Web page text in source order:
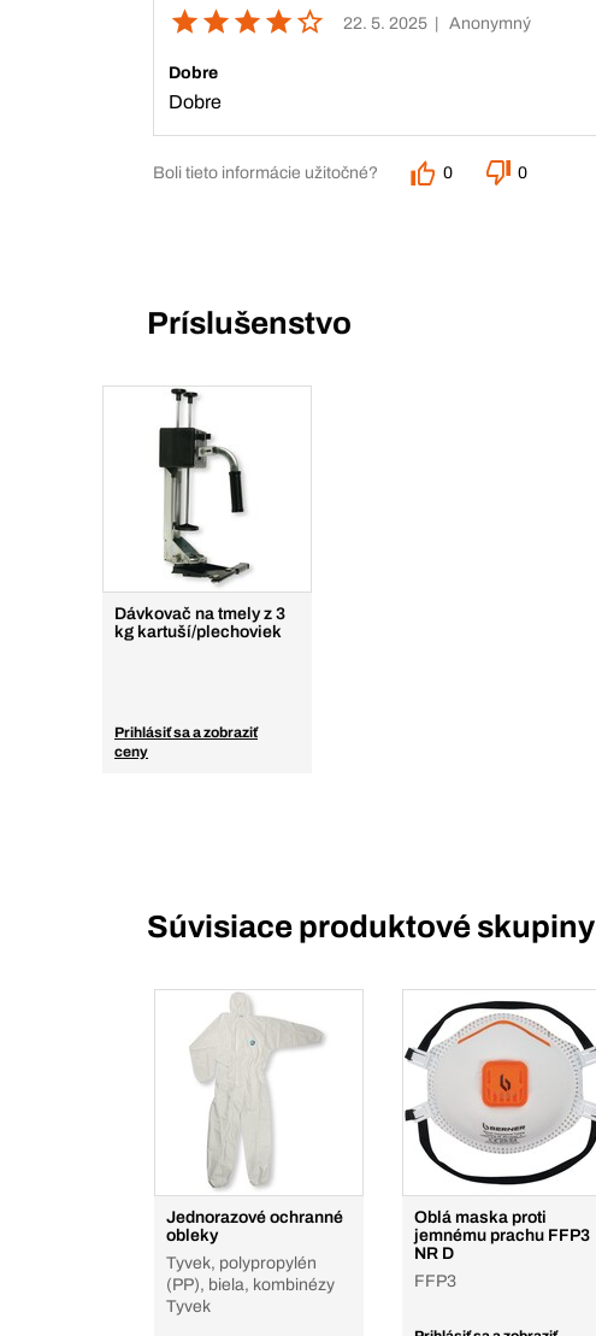
22. 5. 2025 | Anonymný
Dobre
Dobre
Boli tieto informácie užitočné? 0 0
Príslušenstvo
Dávkovač na tmely z 3
kg kartuší/plechoviek
Prihlásiť sa a zobraziť
ceny
Súvisiace produktové skupiny
Jednorazové ochranné
obleky
Tyvek, polypropylén
(PP), biela, kombinézy
Tyvek
Oblá maska proti
jemnému prachu FFP3
NR D
FFP3